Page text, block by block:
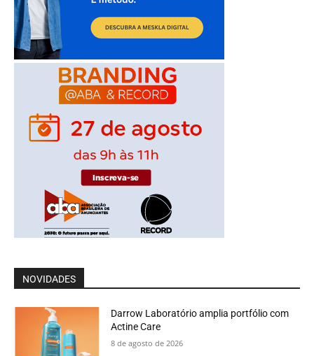
NOVIDADES
Darrow Laboratório amplia portfólio com
Actine Care
8 de agosto de 2026